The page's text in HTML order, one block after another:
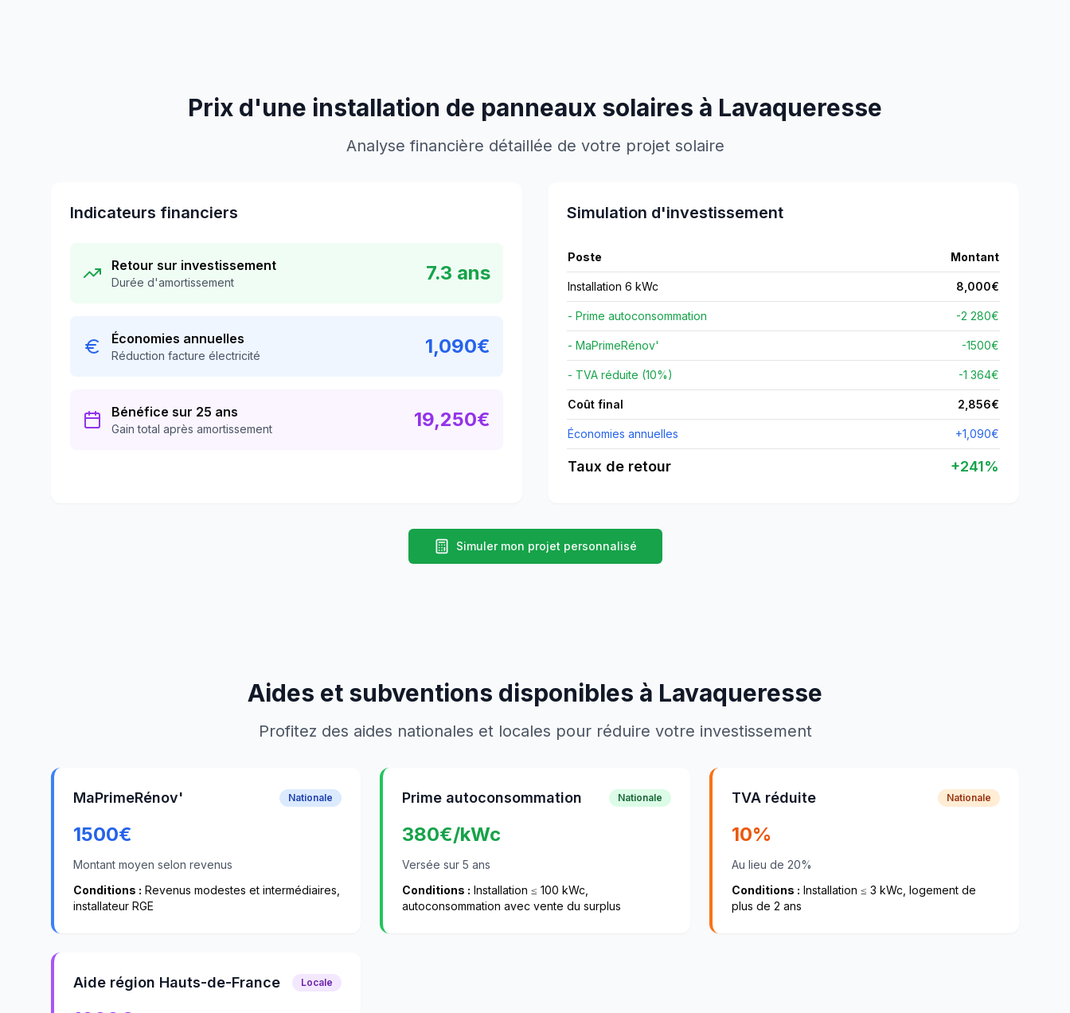
Prix d'une installation de panneaux solaires à Lavaqueresse
Analyse financière détaillée de votre projet solaire
Indicateurs financiers
Retour sur investissement
Durée d'amortissement 7.3 ans
Économies annuelles
Réduction facture électricité 1,090€
Bénéfice sur 25 ans
Gain total après amortissement 19,250€
Simulation d'investissement
Poste Montant
Installation 6 kWc 8,000€
- Prime autoconsommation -2 280€
- MaPrimeRénov' -1500€
- TVA réduite (10%) -1 364€
Coût final 2,856€
Économies annuelles +1,090€
Taux de retour +241%
Simuler mon projet personnalisé
Aides et subventions disponibles à Lavaqueresse
Profitez des aides nationales et locales pour réduire votre investissement
MaPrimeRénov' Nationale
1500€
Montant moyen selon revenus
Conditions : Revenus modestes et intermédiaires,
installateur RGE
Prime autoconsommation Nationale
380€/kWc
Versée sur 5 ans
Conditions : Installation ≤ 100 kWc,
autoconsommation avec vente du surplus
TVA réduite Nationale
10%
Au lieu de 20%
Conditions : Installation ≤ 3 kWc, logement de
plus de 2 ans
Aide région Hauts-de-France Locale